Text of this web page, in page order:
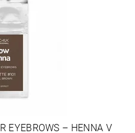
EYEBROWS – HENNA V